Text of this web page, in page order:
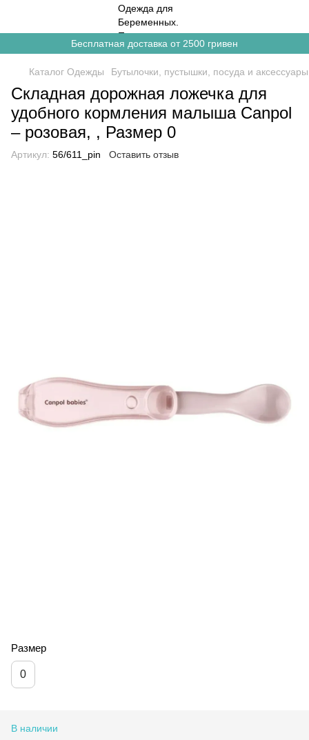
Бесплатная доставка от 2500 гривен
Каталог Одежды Бутылочки, пустышки, посуда и аксессуары
Складная дорожная ложечка для
удобного кормления малыша Canpol
– розовая, , Размер 0
Артикул: 56/611_pin Оставить отзыв
Размер
0
В наличии